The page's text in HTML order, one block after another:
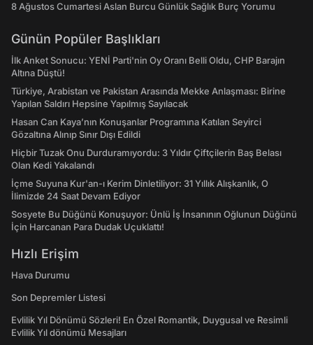
8 Ağustos Cumartesi Aslan Burcu Günlük Sağlık Burç Yorumu
Günün Popüler Başlıkları
İlk Anket Sonucu: YENİ Parti'nin Oy Oranı Belli Oldu, CHP Barajın
Altına Düştü!
Türkiye, Arabistan ve Pakistan Arasında Mekke Anlaşması: Birine
Yapılan Saldırı Hepsine Yapılmış Sayılacak
Hasan Can Kaya’nın Konuşanlar Programına Katılan Seyirci
Gözaltına Alınıp Sınır Dışı Edildi
Hiçbir Tuzak Onu Durduramıyordu: 3 Yıldır Çiftçilerin Baş Belası
Olan Kedi Yakalandı
İçme Suyuna Kur'an-ı Kerim Dinletiliyor: 31 Yıllık Alışkanlık, O
İlimizde 24 Saat Devam Ediyor
Sosyete Bu Düğünü Konuşuyor: Ünlü İş İnsanının Oğlunun Düğünü
İçin Harcanan Para Dudak Uçuklattı!
Hızlı Erişim
Hava Durumu
Son Depremler Listesi
Evlilik Yıl Dönümü Sözleri! En Özel Romantik, Duygusal ve Resimli
Evlilik Yıl dönümü Mesajları